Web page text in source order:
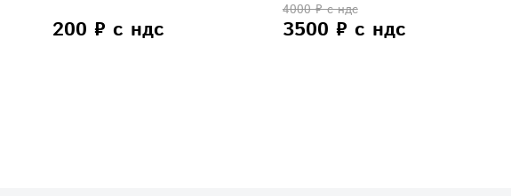
200 ₽ с ндс
4000 ₽ с ндс
3500 ₽ с ндс